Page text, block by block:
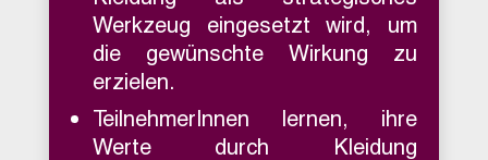
Werkzeug eingesetzt wird, um
die gewünschte Wirkung zu
erzielen.
TeilnehmerInnen lernen, ihre
Werte durch Kleidung